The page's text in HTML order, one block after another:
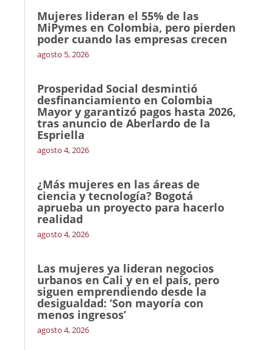
Mujeres lideran el 55% de las
MiPymes en Colombia, pero pierden
poder cuando las empresas crecen
agosto 5, 2026
Prosperidad Social desmintió
desfinanciamiento en Colombia
Mayor y garantizó pagos hasta 2026,
tras anuncio de Aberlardo de la
Espriella
agosto 4, 2026
¿Más mujeres en las áreas de
ciencia y tecnología? Bogotá
aprueba un proyecto para hacerlo
realidad
agosto 4, 2026
Las mujeres ya lideran negocios
urbanos en Cali y en el país, pero
siguen emprendiendo desde la
desigualdad: ‘Son mayoría con
menos ingresos’
agosto 4, 2026